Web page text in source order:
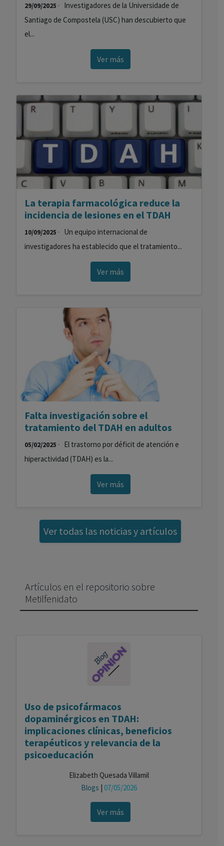
29/09/2025 · Investigadores de la Universidade de
Santiago de Compostela (USC) han descubierto que
el...
Ver más
La terapia farmacológica reduce la
incidencia de lesiones en el TDAH
10/09/2025 · Un equipo internacional de
investigadores ha establecido que el tratamiento...
Ver más
Falta investigación sobre el
tratamiento del TDAH en adultos
05/02/2025 · El trastorno por déficit de atención e
hiperactividad (TDAH) es la...
Ver más
Ver todas las noticias y artículos
Artículos en el repositorio sobre
Metilfenidato
Uso de psicofármacos
dopaminérgicos en TDAH:
implicaciones clínicas, beneficios
terapéuticos y relevancia de la
psicoeducación
Elizabeth Quesada Villamil
Blogs | 07/05/2026
Ver más